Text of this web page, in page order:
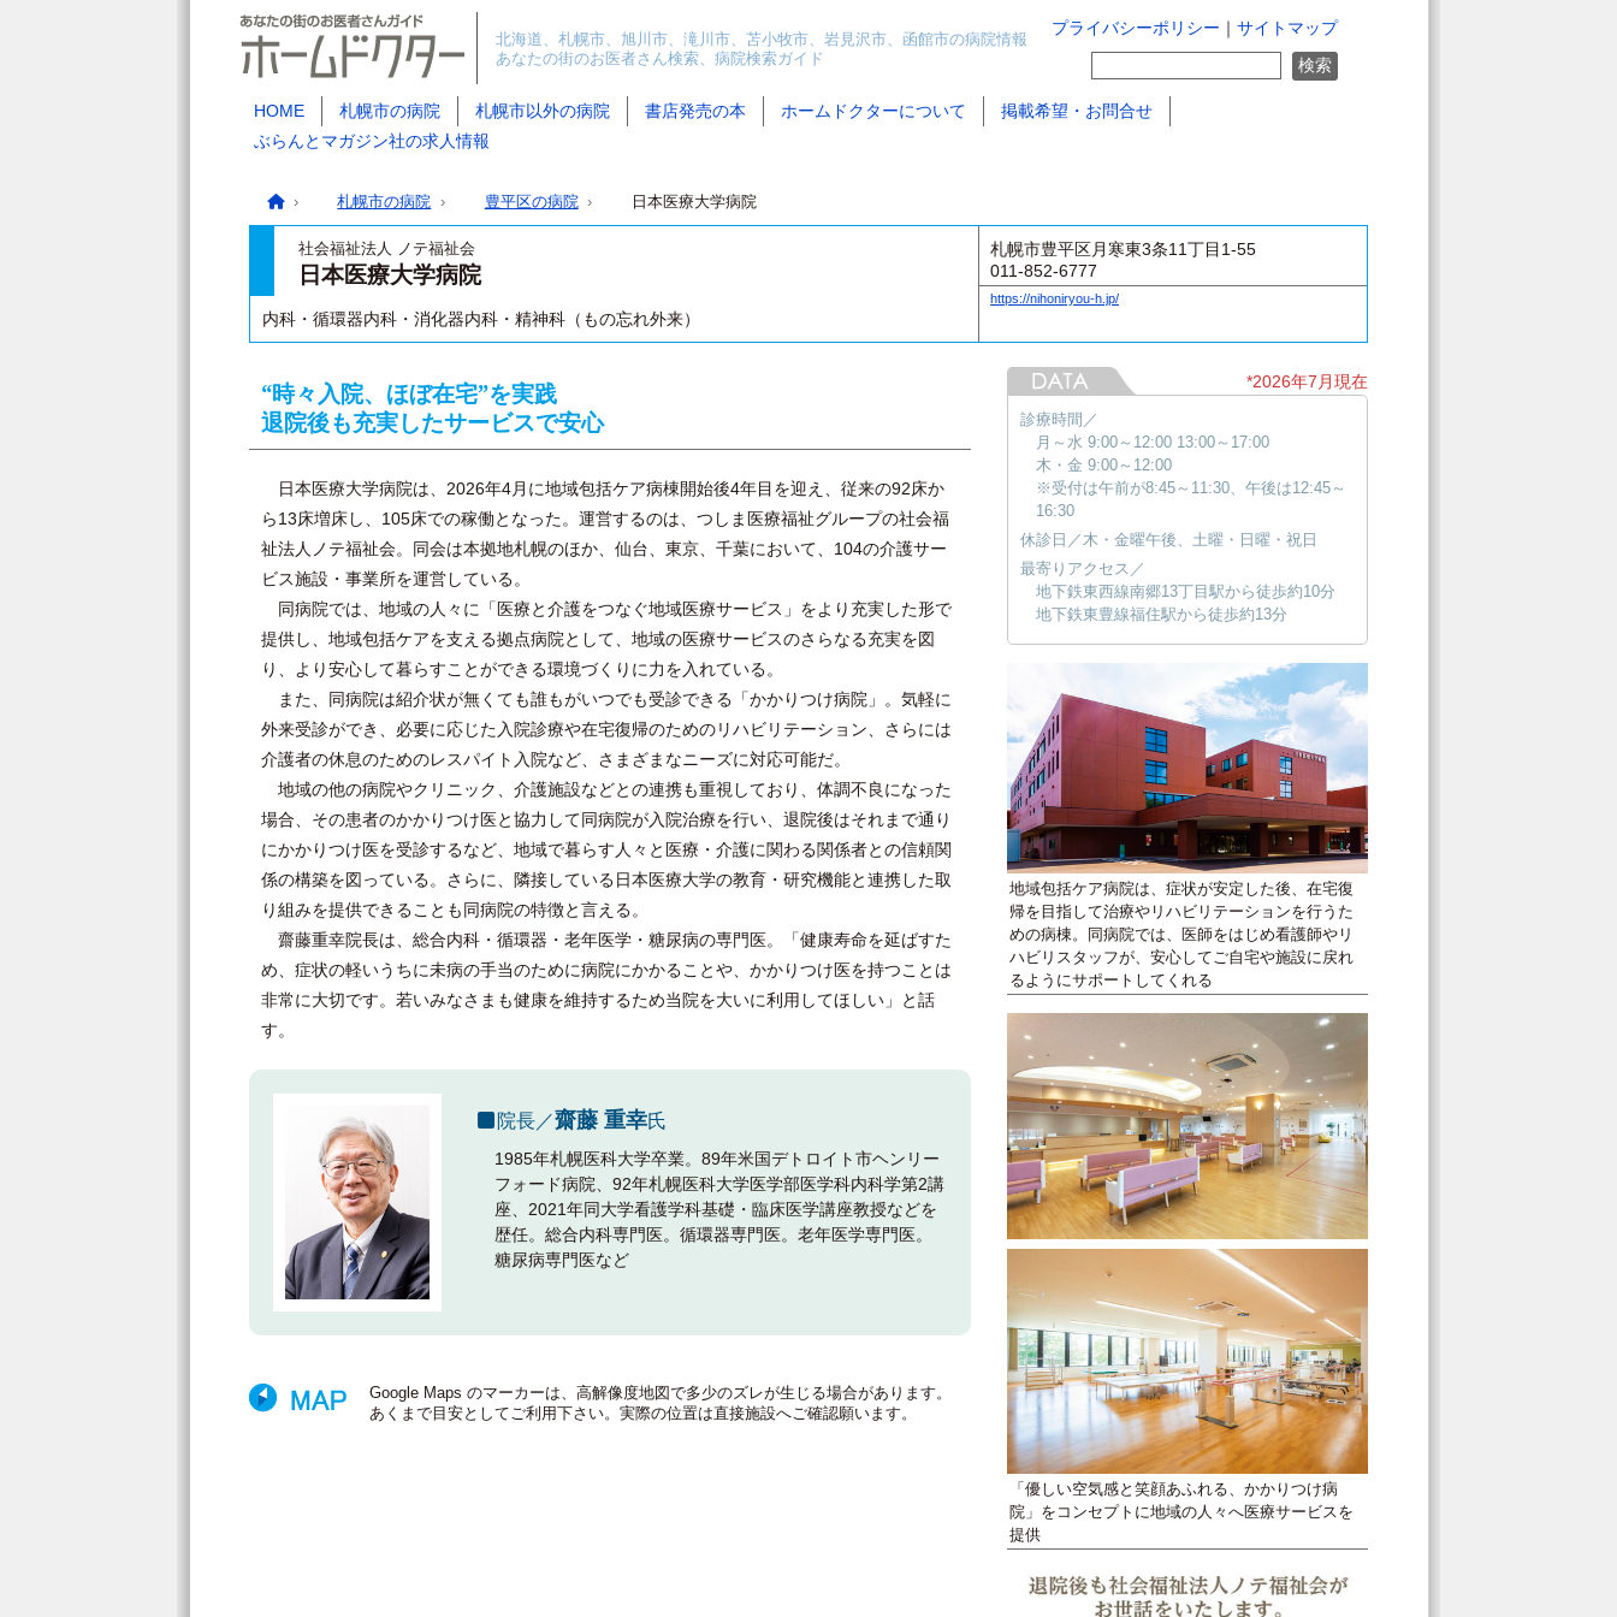
プライバシーポリシー サイトマップ
北海道、札幌市、旭川市、滝川市、苫小牧市、岩見沢市、函館市の病院情報
あなたの街のお医者さん検索、病院検索ガイド
HOME 札幌市の病院 札幌市以外の病院 書店発売の本 ホームドクターについて
掲載希望・お問合せ
ぶらんとマガジン社の求人情報
札幌市の病院 豊平区の病院 日本医療大学病院
社会福祉法人 ノテ福祉会
日本医療大学病院
内科・循環器内科・消化器内科・精神科（もの忘れ外来）
札幌市豊平区月寒東3条11丁目1-55
011-852-6777
https://nihoniryou-h.jp/
“時々入院、ほぼ在宅”を実践
退院後も充実したサービスで安心
日本医療大学病院は、2026年4月に地域包括ケア病棟開始後4年目を迎え、従来の92床か
ら13床増床し、105床での稼働となった。運営するのは、つしま医療福祉グループの社会福
祉法人ノテ福祉会。同会は本拠地札幌のほか、仙台、東京、千葉において、104の介護サー
ビス施設・事業所を運営している。
同病院では、地域の人々に「医療と介護をつなぐ地域医療サービス」をより充実した形で
提供し、地域包括ケアを支える拠点病院として、地域の医療サービスのさらなる充実を図
り、より安心して暮らすことができる環境づくりに力を入れている。
また、同病院は紹介状が無くても誰もがいつでも受診できる「かかりつけ病院」。気軽に
外来受診ができ、必要に応じた入院診療や在宅復帰のためのリハビリテーション、さらには
介護者の休息のためのレスパイト入院など、さまざまなニーズに対応可能だ。
地域の他の病院やクリニック、介護施設などとの連携も重視しており、体調不良になった
場合、その患者のかかりつけ医と協力して同病院が入院治療を行い、退院後はそれまで通り
にかかりつけ医を受診するなど、地域で暮らす人々と医療・介護に関わる関係者との信頼関
係の構築を図っている。さらに、隣接している日本医療大学の教育・研究機能と連携した取
り組みを提供できることも同病院の特徴と言える。
齋藤重幸院長は、総合内科・循環器・老年医学・糖尿病の専門医。「健康寿命を延ばすた
め、症状の軽いうちに未病の手当のために病院にかかることや、かかりつけ医を持つことは
非常に大切です。若いみなさまも健康を維持するため当院を大いに利用してほしい」と話
す。
院長／齋藤 重幸氏
1985年札幌医科大学卒業。89年米国デトロイト市ヘンリー
フォード病院、92年札幌医科大学医学部医学科内科学第2講
座、2021年同大学看護学科基礎・臨床医学講座教授などを
歴任。総合内科専門医。循環器専門医。老年医学専門医。
糖尿病専門医など
Google Maps のマーカーは、高解像度地図で多少のズレが生じる場合があります。
あくまで目安としてご利用下さい。実際の位置は直接施設へご確認願います。
*2026年7月現在
診療時間／
月～水 9:00～12:00 13:00～17:00
木・金 9:00～12:00
※受付は午前が8:45～11:30、午後は12:45～
16:30
休診日／木・金曜午後、土曜・日曜・祝日
最寄りアクセス／
地下鉄東西線南郷13丁目駅から徒歩約10分
地下鉄東豊線福住駅から徒歩約13分
地域包括ケア病院は、症状が安定した後、在宅復
帰を目指して治療やリハビリテーションを行うた
めの病棟。同病院では、医師をはじめ看護師やリ
ハビリスタッフが、安心してご自宅や施設に戻れ
るようにサポートしてくれる
「優しい空気感と笑顔あふれる、かかりつけ病
院」をコンセプトに地域の人々へ医療サービスを
提供